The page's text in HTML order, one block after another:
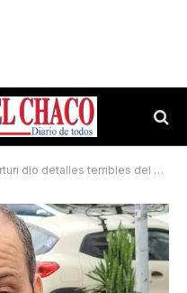
y aún no se le pudo notificar sus faltas legales ni administrativas